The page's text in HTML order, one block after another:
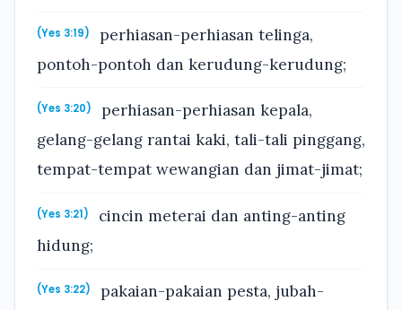
(Yes 3:19)
perhiasan-perhiasan telinga,
pontoh-pontoh dan kerudung-kerudung;
(Yes 3:20)
perhiasan-perhiasan kepala,
gelang-gelang rantai kaki, tali-tali pinggang,
tempat-tempat wewangian dan jimat-jimat;
(Yes 3:21)
cincin meterai dan anting-anting
hidung;
(Yes 3:22)
pakaian-pakaian pesta, jubah-